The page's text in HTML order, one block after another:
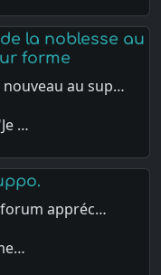
la noblesse au
forme
au sup…
…
appréc…